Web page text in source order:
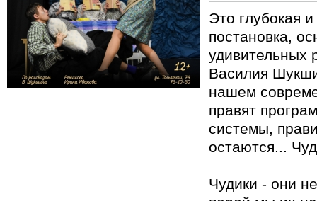
Это глубокая
постановка,
удивительных
Василия
нашем
правят
системы,
остаются...
Чудики - они